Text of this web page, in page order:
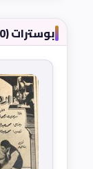
بوسترات (10)